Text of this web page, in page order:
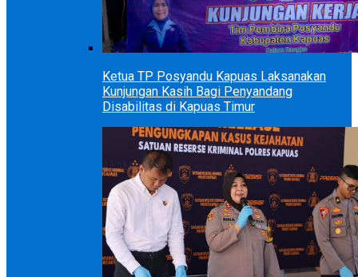
Ketua TP Posyandu Kapuas Laksanakan
Kunjungan Kasih Bagi Penyandang
Disabilitas di Kapuas Timur